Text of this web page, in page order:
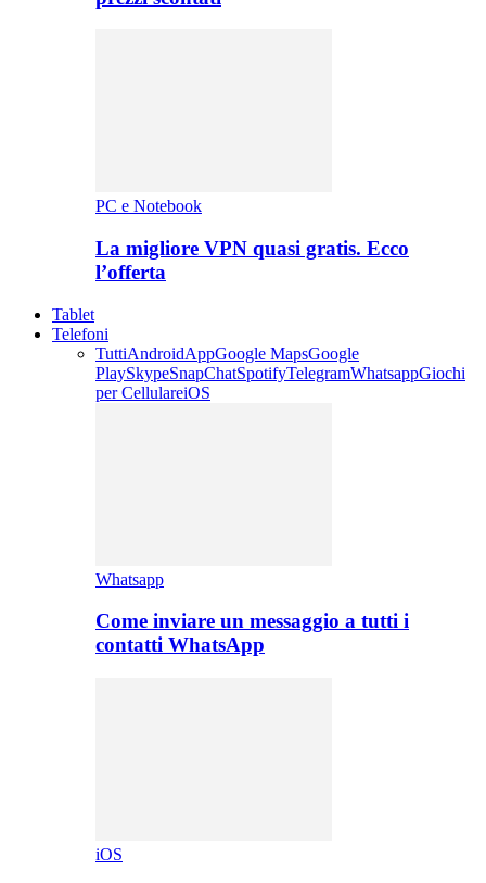
PC e Notebook
La migliore VPN quasi gratis. Ecco
l’offerta
Tablet
Telefoni
TuttiAndroidAppGoogle MapsGoogle
PlaySkypeSnapChatSpotifyTelegramWhatsappGiochi
per CellulareiOS
Whatsapp
Come inviare un messaggio a tutti i
contatti WhatsApp
iOS